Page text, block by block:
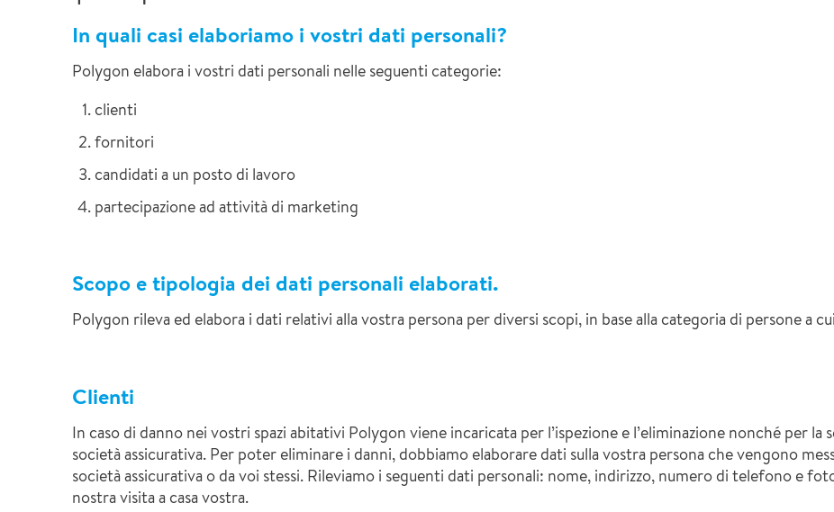
Giubiasco
Mendrisio
In quali casi elaboriamo i vostri dati personali?
Polygon elabora i vostri dati personali nelle seguenti categorie:
clienti
fornitori
candidati a un posto di lavoro
partecipazione ad attività di marketing
Scopo e tipologia dei dati personali elaborati.
Polygon rileva ed elabora i dati relativi alla vostra persona per diversi scopi, in base alla categoria di persone a
Clienti
In caso di danno nei vostri spazi abitativi Polygon viene incaricata per l’ispezione e l’eliminazione nonché per la
società assicurativa. Per poter eliminare i danni, dobbiamo elaborare dati sulla vostra persona che vengono
società assicurativa o da voi stessi. Rileviamo i seguenti dati personali: nome, indirizzo, numero di telefono e
nostra visita a casa vostra.